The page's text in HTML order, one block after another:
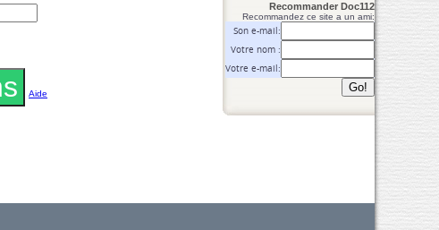
Aide
Recommander Doc112
Recommandez ce site a un ami:
Son e-mail:
Votre nom :
Votre e-mail: